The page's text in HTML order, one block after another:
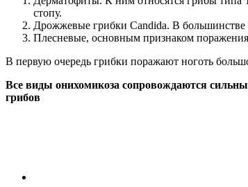
стопу.
Дрожжевые грибки Candida. В большинстве
Плесневые, основным признаком поражения
В первую очередь грибки поражают ноготь
Все виды онихомикоза сопровождаются
грибов